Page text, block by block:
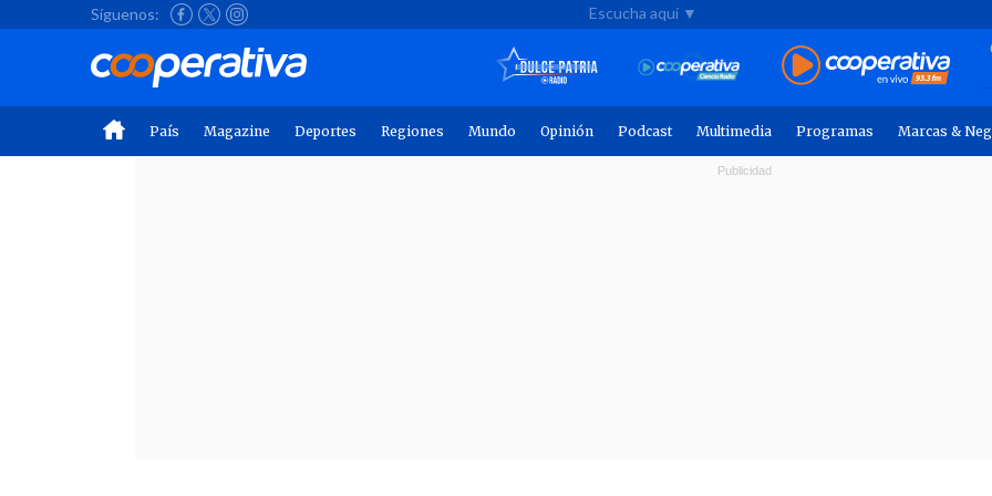
Síguenos: Escucha aquí ▼
País Magazine Deportes Regiones Mundo Opinión Podcast Multimedia Programas Marcas &